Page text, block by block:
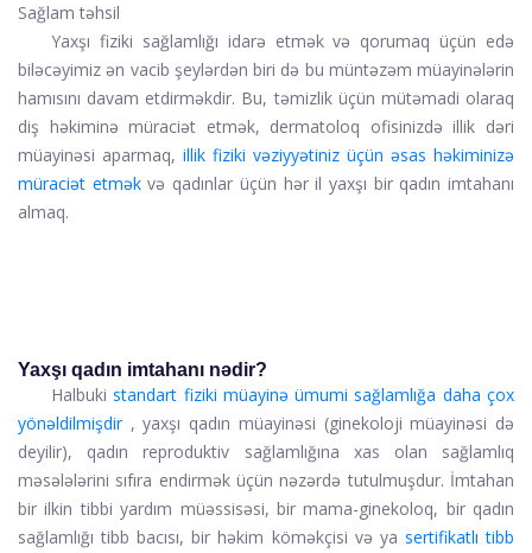
Sağlam təhsil
Yaxşı fiziki sağlamlığı idarə etmək və qorumaq üçün edə
biləcəyimiz ən vacib şeylərdən biri də bu müntəzəm müayinələrin
hamısını davam etdirməkdir. Bu, təmizlik üçün mütəmadi olaraq
diş həkiminə müraciət etmək, dermatoloq ofisinizdə illik dəri
müayinəsi aparmaq, illik fiziki vəziyyətiniz üçün əsas həkiminizə
müraciət etmək və qadınlar üçün hər il yaxşı bir qadın imtahanı
almaq.
Yaxşı qadın imtahanı nədir?
Halbuki standart fiziki müayinə ümumi sağlamlığa daha çox
yönəldilmişdir , yaxşı qadın müayinəsi (ginekoloji müayinəsi də
deyilir), qadın reproduktiv sağlamlığına xas olan sağlamlıq
məsələlərini sıfıra endirmək üçün nəzərdə tutulmuşdur. İmtahan
bir ilkin tibbi yardım müəssisəsi, bir mama-ginekoloq, bir qadın
sağlamlığı tibb bacısı, bir həkim köməkçisi və ya sertifikatlı tibb